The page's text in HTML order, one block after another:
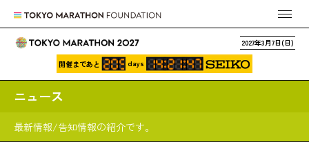
2027年3月7日(日)
開催まであと days
ニュース
最新情報/告知情報の紹介です。